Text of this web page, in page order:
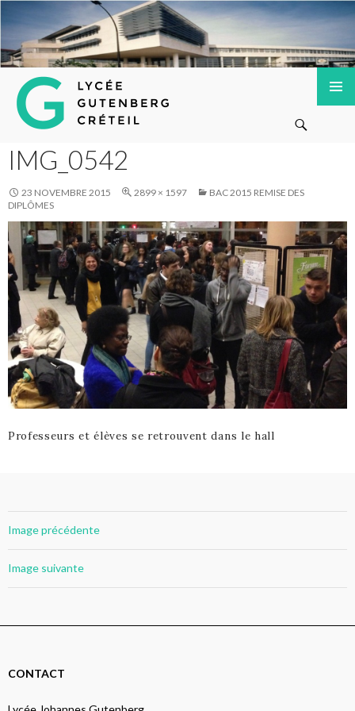
Lycée Gutenberg de Créteil
Recherche
ALLER
AU
CONTENU
PRINCIPAL
IMG_0542
23 NOVEMBRE 2015 2899 × 1597
BAC 2015 REMISE DES
DIPLÔMES
Professeurs et élèves se retrouvent dans le hall
Image précédente
Image suivante
CONTACT